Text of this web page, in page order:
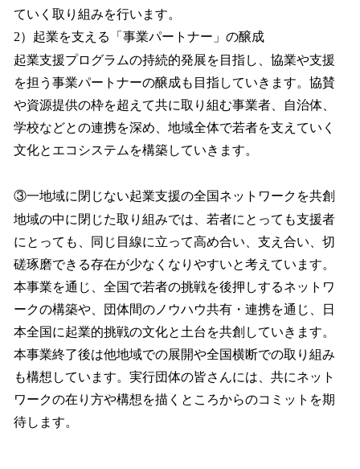
ていく取り組みを行います。
2）起業を支える「事業パートナー」の醸成
起業支援プログラムの持続的発展を目指し、協業や支援
を担う事業パートナーの醸成も目指していきます。協賛
や資源提供の枠を超えて共に取り組む事業者、自治体、
学校などとの連携を深め、地域全体で若者を支えていく
文化とエコシステムを構築していきます。
③一地域に閉じない起業支援の全国ネットワークを共創
地域の中に閉じた取り組みでは、若者にとっても支援者
にとっても、同じ目線に立って高め合い、支え合い、切
磋琢磨できる存在が少なくなりやすいと考えています。
本事業を通じ、全国で若者の挑戦を後押しするネットワ
ークの構築や、団体間のノウハウ共有・連携を通じ、日
本全国に起業的挑戦の文化と土台を共創していきます。
本事業終了後は他地域での展開や全国横断での取り組み
も構想しています。実行団体の皆さんには、共にネット
ワークの在り方や構想を描くところからのコミットを期
待します。